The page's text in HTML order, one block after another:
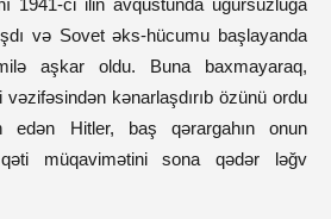
1941-ci ilin avqustunda uğursuzluğa
və Sovet əks-hücumu başlayanda
aşkar oldu. Buna baxmayaraq,
kənarlaşdırıb özünü ordu
edən Hitler, baş qərargahın onun
qəti müqavimətini sona qədər ləğv